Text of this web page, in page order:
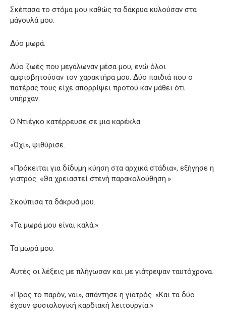
Σκέπασα το στόμα μου καθώς τα δάκρυα κυλούσαν στα
μάγουλά μου.
Δύο μωρά.
Δύο ζωές που μεγάλωναν μέσα μου, ενώ όλοι
αμφισβητούσαν τον χαρακτήρα μου. Δύο παιδιά που ο
πατέρας τους είχε απορρίψει προτού καν μάθει ότι
υπήρχαν.
Ο Ντιέγκο κατέρρευσε σε μια καρέκλα.
«Όχι», ψιθύρισε.
«Πρόκειται για δίδυμη κύηση στα αρχικά στάδια», εξήγησε η
γιατρός. «Θα χρειαστεί στενή παρακολούθηση.»
Σκούπισα τα δάκρυά μου.
«Τα μωρά μου είναι καλά;»
Τα μωρά μου.
Αυτές οι λέξεις με πλήγωσαν και με γιάτρεψαν ταυτόχρονα.
«Προς το παρόν, ναι», απάντησε η γιατρός. «Και τα δύο
έχουν φυσιολογική καρδιακή λειτουργία.»